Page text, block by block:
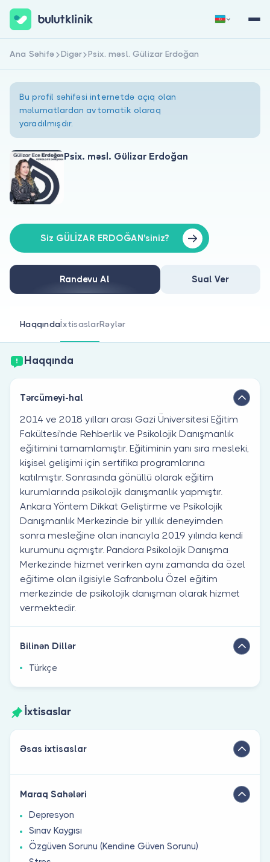
Haqqımızda
Xəstələr üçün
Həkimlər üçün
Qeydiyyat Daxil Ol
Ana Səhifə Digər Psix. məsl. Gülizar Erdoğan
Bu profil səhifəsi internetdə açıq olan
məlumatlardan avtomatik olaraq
yaradılmışdır.
Psix. məsl. Gülizar Erdoğan
Siz GÜLİZAR ERDOĞAN'siniz?
Randevu Al Sual Ver
HaqqındaİxtisaslarRəylər
Haqqında
Tərcümeyi-hal
2014 ve 2018 yılları arası Gazi Üniversitesi Eğitim
Fakültesi'nde Rehberlik ve Psikolojik Danışmanlık
eğitimini tamamlamıştır. Eğitiminin yanı sıra mesleki,
kişisel gelişimi için sertifika programlarına
katılmıştır. Sonrasında gönüllü olarak eğitim
kurumlarında psikolojik danışmanlık yapmıştır.
Ankara Yöntem Dikkat Geliştirme ve Psikolojik
Danışmanlık Merkezinde bir yıllık deneyimden
sonra mesleğine olan inancıyla 2019 yılında kendi
kurumunu açmıştır. Pandora Psikolojik Danışma
Merkezinde hizmet verirken aynı zamanda da özel
eğitime olan ilgisiyle Safranbolu Özel eğitim
merkezinde de psikolojik danışman olarak hizmet
vermektedir.
Bilinən Dillər
Türkçe
İxtisaslar
Əsas ixtisaslar
Maraq Sahələri
Depresyon
Sınav Kaygısı
Özgüven Sorunu (Kendine Güven Sorunu)